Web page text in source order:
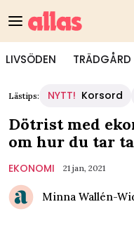
LIVSÖDEN TRÄDGÅRD
Lästips: NYTT! Korsord
Dötrist med
om hur du tar
EKONOMI 21 jan, 2021
Minna Wallén-